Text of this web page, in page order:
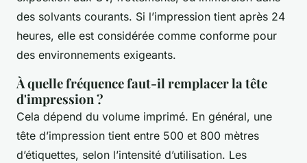
des solvants courants. Si l’impression tient après 24
heures, elle est considérée comme conforme pour
des environnements exigeants.
À quelle fréquence faut-il remplacer la tête
d'impression ?
Cela dépend du volume imprimé. En général, une
tête d’impression tient entre 500 et 800 mètres
d’étiquettes, selon l’intensité d’utilisation. Les